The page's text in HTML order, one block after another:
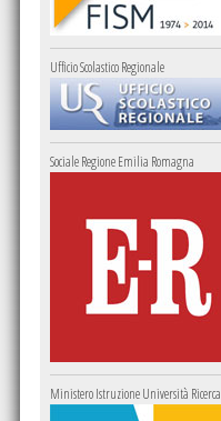
Ufficio Scolastico Regionale
Sociale Regione Emilia Romagna
Ministero Istruzione Università Ricerca